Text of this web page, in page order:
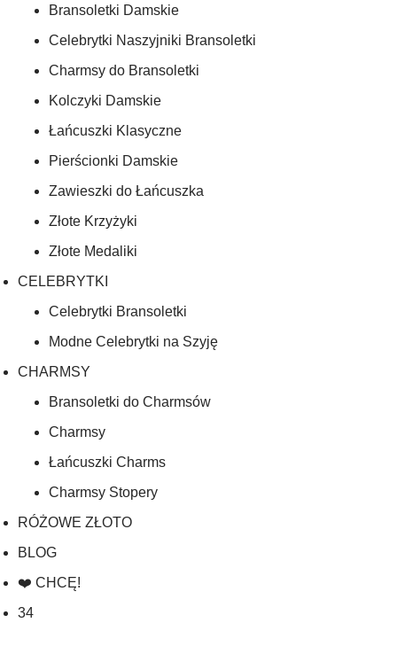
Bransoletki Damskie
Celebrytki Naszyjniki Bransoletki
Charmsy do Bransoletki
Kolczyki Damskie
Łańcuszki Klasyczne
Pierścionki Damskie
Zawieszki do Łańcuszka
Złote Krzyżyki
Złote Medaliki
CELEBRYTKI
Celebrytki Bransoletki
Modne Celebrytki na Szyję
CHARMSY
Bransoletki do Charmsów
Charmsy
Łańcuszki Charms
Charmsy Stopery
RÓŻOWE ZŁOTO
BLOG
❤️ CHCĘ!
34